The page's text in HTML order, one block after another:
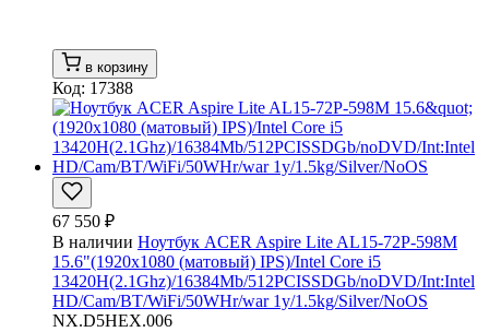
в корзину
Код: 17388
67 550 ₽
В наличии Ноутбук ACER Aspire Lite AL15-72P-598M
15.6"(1920x1080 (матовый) IPS)/Intel Core i5
13420H(2.1Ghz)/16384Mb/512PCISSDGb/noDVD/Int:Intel
HD/Cam/BT/WiFi/50WHr/war 1y/1.5kg/Silver/NoOS
NX.D5HEX.006